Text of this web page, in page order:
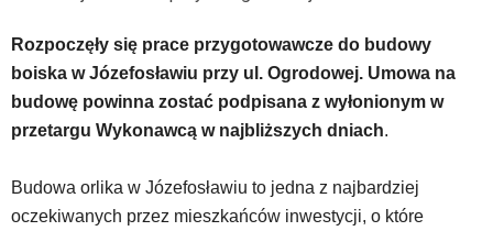
dedykowane
klawiaturowe,
zatem
obsługiwana
Rozpoczęły się prace przygotowawcze do budowy
boiska w Józefosławiu przy ul. Ogrodowej. Umowa na
budowę powinna zostać podpisana z wyłonionym w
przetargu Wykonawcą w najbliższych dniach.
Budowa orlika w Józefosławiu to jedna z najbardziej
oczekiwanych przez mieszkańców inwestycji, o które